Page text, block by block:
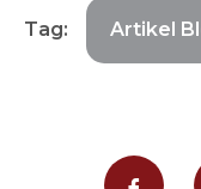
Tag: Artikel